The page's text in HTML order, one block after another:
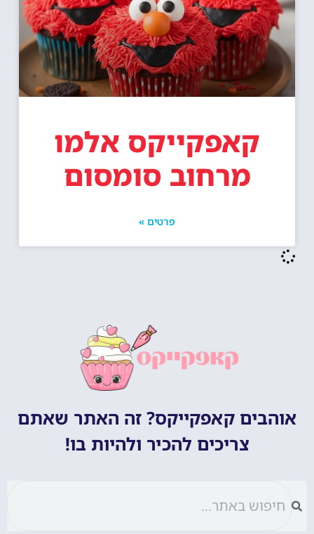
קאפקייקס אלמו
מרחוב סומסום
פרטים »
אוהבים קאפקייקס? זה האתר שאתם
צריכים להכיר ולהיות בו!